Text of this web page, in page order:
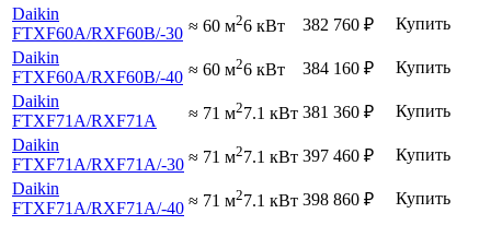
Daikin
FTXF60A/RXF60B/-30 ≈ 60 м26 кВт 382 760 ₽
Купить
Daikin
FTXF60A/RXF60B/-40 ≈ 60 м26 кВт 384 160 ₽
Купить
Daikin
FTXF71A/RXF71A ≈ 71 м27.1 кВт 381 360 ₽
Купить
Daikin
FTXF71A/RXF71A/-30 ≈ 71 м27.1 кВт 397 460 ₽
Купить
Daikin
FTXF71A/RXF71A/-40 ≈ 71 м27.1 кВт 398 860 ₽ Купить